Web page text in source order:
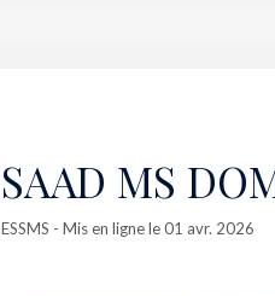
SAAD MS
ESSMS - Mis en ligne le 01 avr. 2026